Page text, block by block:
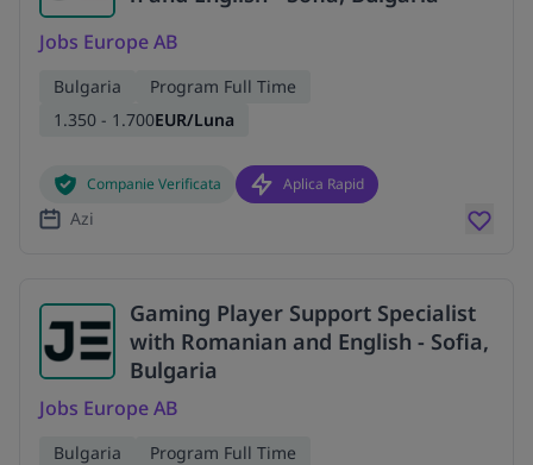
Jobs Europe AB
Bulgaria
Program Full Time
1.350 - 1.700EUR/Luna
Companie Verificata Aplica Rapid
Azi
Gaming Player Support Specialist
with Romanian and English - Sofia,
Bulgaria
Jobs Europe AB
Bulgaria
Program Full Time